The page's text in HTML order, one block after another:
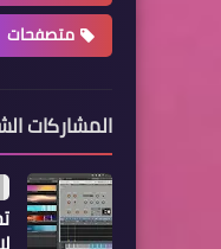
متصفحات
المشاركات